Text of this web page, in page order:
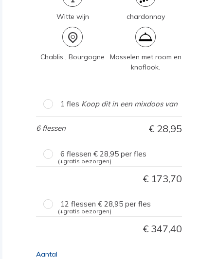
Witte wijn chardonnay
Chablis , Bourgogne
Mosselen met room en
knoflook.
1 fles Koop dit in een mixdoos van
6 flessen 28,95
6 flessen 28,95 per fles
(+gratis bezorgen)
173,70
12 flessen 28,95 per fles
(+gratis bezorgen)
347,40
Aantal